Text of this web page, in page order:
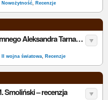
Nowożytność, Recenzje
„Ostatni. Historia cichociemnego Aleksandra Tarnawskiego ps. ‚Upłaz’” E. Marat, M. Wójcik - recenzja
II wojna światowa, Recenzje
Smoliński – recenzja